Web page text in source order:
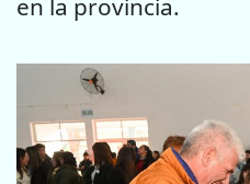
en la provincia.